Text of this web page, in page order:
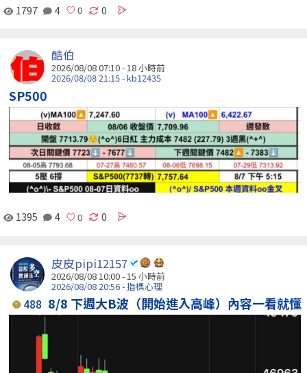
1797 4 0
酷伯
2026/08/08 07:10 -18 小時前
2026/08/08 21:15 - kb12435
SP500
1395 4 0
皮皮pipi12157
2026/08/08 10:00 -15 小時前
2026/08/08 20:56 - 指標心理
488 8/8 下週大B波（開始進入高峰）內容一看就懂